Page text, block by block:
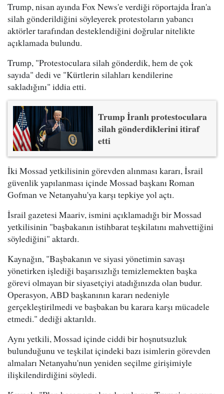
Trump, nisan ayında Fox News'e verdiği röportajda İran'a
silah gönderildiğini söyleyerek protestoların yabancı
aktörler tarafından desteklendiğini doğrular nitelikte
açıklamada bulundu.
Trump, "Protestoculara silah gönderdik, hem de çok
sayıda" dedi ve "Kürtlerin silahları kendilerine
sakladığını" iddia etti.
Trump İranlı protestoculara
silah gönderdiklerini itiraf
etti
İki Mossad yetkilisinin görevden alınması kararı, İsrail
güvenlik yapılanması içinde Mossad başkanı Roman
Gofman ve Netanyahu'ya karşı tepkiye yol açtı.
İsrail gazetesi Maariv, ismini açıklamadığı bir Mossad
yetkilisinin "başbakanın istihbarat teşkilatını mahvettiğini
söylediğini" aktardı.
Kaynağın, "Başbakanın ve siyasi yönetimin savaşı
yönetirken işlediği başarısızlığı temizlemekten başka
görevi olmayan bir siyasetçiyi atadığınızda olan budur.
Operasyon, ABD başkanının kararı nedeniyle
gerçekleştirilmedi ve başbakan bu karara karşı mücadele
etmedi." dediği aktarıldı.
Aynı yetkili, Mossad içinde ciddi bir hoşnutsuzluk
bulunduğunu ve teşkilat içindeki bazı isimlerin görevden
almaları Netanyahu'nun yeniden seçilme girişimiyle
ilişkilendirdiğini söyledi.